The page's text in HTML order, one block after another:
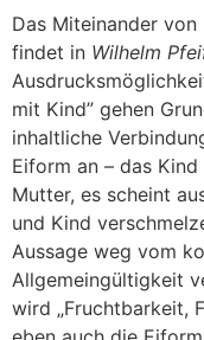
Das Miteinander
findet in Wilhelm
mit Kind” gehen
inhaltliche
Eiform an – das
Mutter, es scheint
und Kind
Aussage weg vom
Allgemeingültigkeit
wird „Fruchtbarkeit,